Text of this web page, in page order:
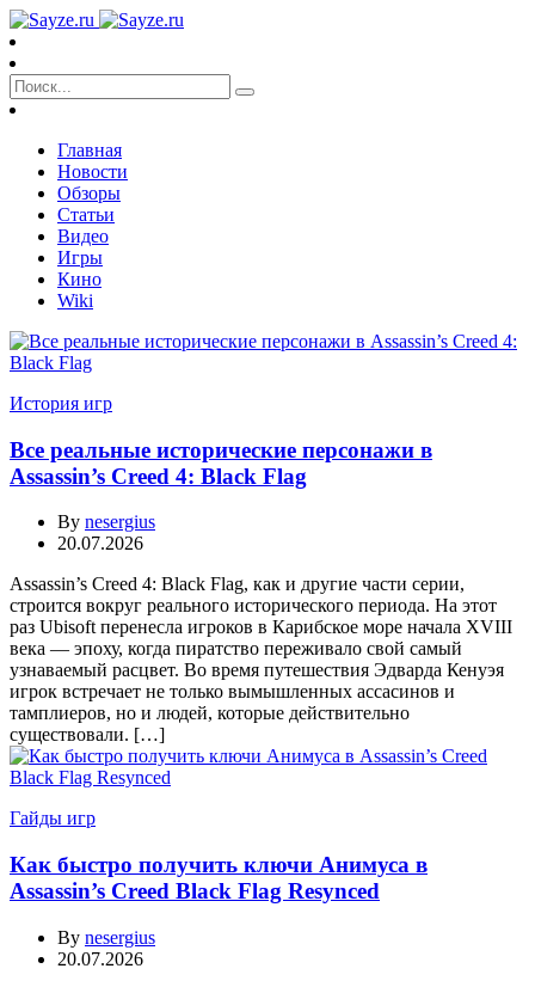
Главная
Новости
Обзоры
Статьи
Видео
Игры
Кино
Wiki
История игр
Все реальные исторические персонажи в
Assassin’s Creed 4: Black Flag
By nesergius
20.07.2026
Assassin’s Creed 4: Black Flag, как и другие части серии,
строится вокруг реального исторического периода. На этот
раз Ubisoft перенесла игроков в Карибское море начала XVIII
века — эпоху, когда пиратство переживало свой самый
узнаваемый расцвет. Во время путешествия Эдварда Кенуэя
игрок встречает не только вымышленных ассасинов и
тамплиеров, но и людей, которые действительно
существовали. […]
Гайды игр
Как быстро получить ключи Анимуса в
Assassin’s Creed Black Flag Resynced
By nesergius
20.07.2026